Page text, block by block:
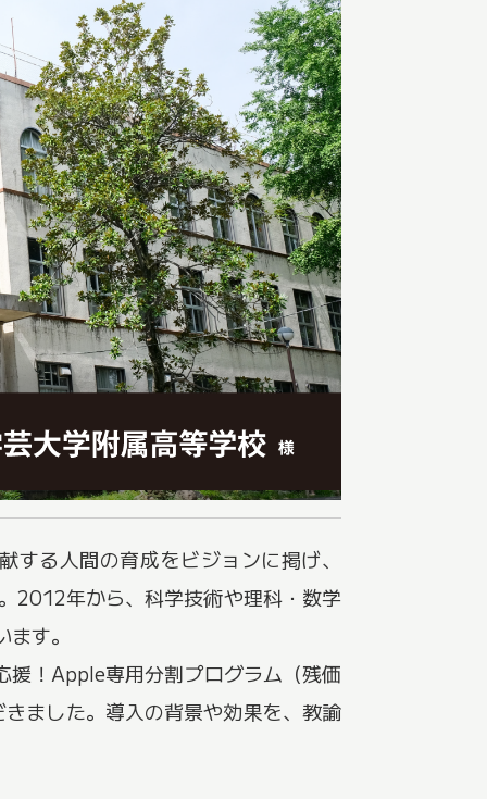
る人間の育成をビジョンに掲げ、
2012年から、科学技術や理科・数学
す。
援！Apple専用分割プログラム（残価
ました。導入の背景や効果を、教諭